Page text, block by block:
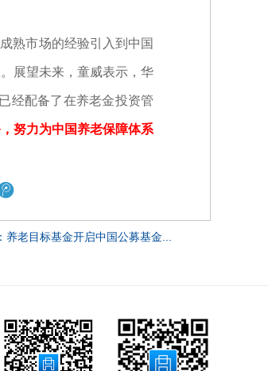
熟市场的经验引入到中国
展望未来，童威表示，华
经配备了在养老金投资管
努力为中国养老保障体系
老目标基金开启中国公募基金...